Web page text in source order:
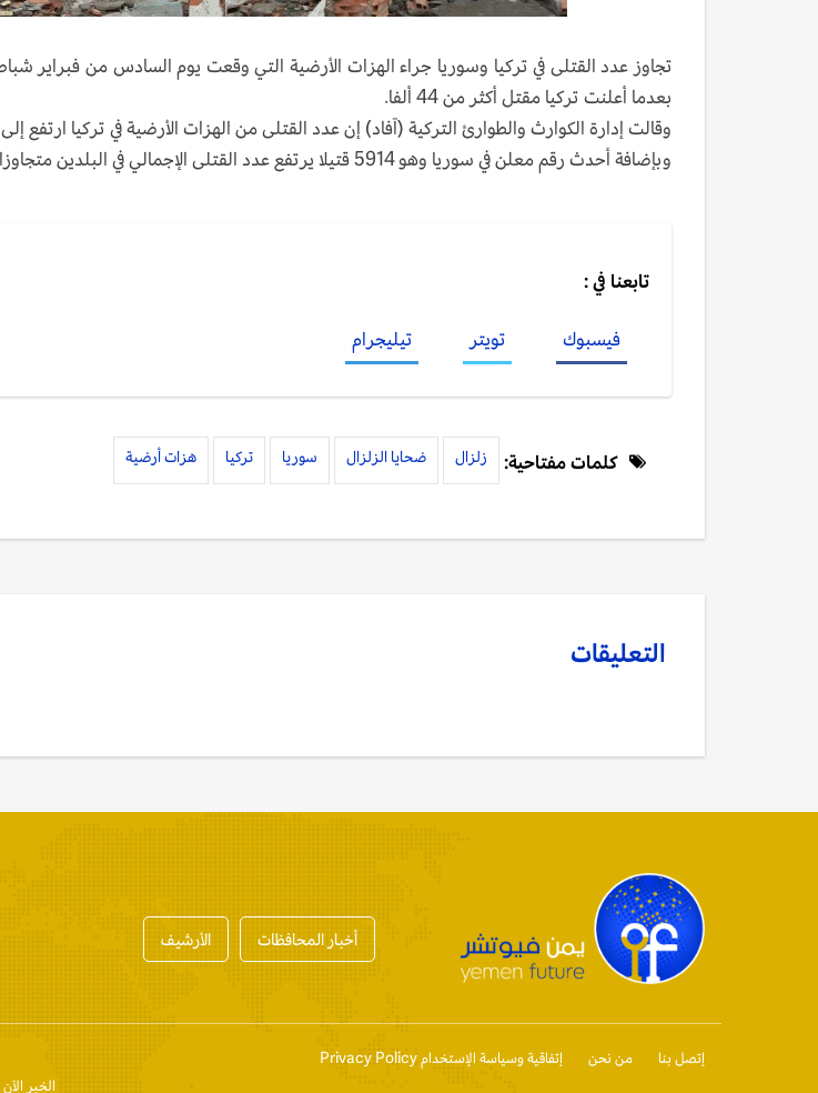
بعدما أعلنت تركيا مقتل أكثر من 44 ألفا.
وقالت إدارة الكوارث والطوارئ التركية (آفاد) إن عدد القتلى من الهزات الأرضية في تركيا ارتفع إلى 44218 قتيلا ليل الجمعة.
وبإضافة أحدث رقم معلن في سوريا وهو 5914 قتيلا يرتفع عدد القتلى الإجمالي في البلدين متجاوزا 50 ألفا.
تابعنا في :
فيسبوك تويتر تيليجرام
كلمات مفتاحية: زلزال ضحايا الزلزال سوريا تركيا هزات أرضية
التعليقات
أخبار المحافظات الأرشيف
إتصل بنا من نحن
إتفاقية وسياسة الإستخدام Privacy Policy
الخبر الآن